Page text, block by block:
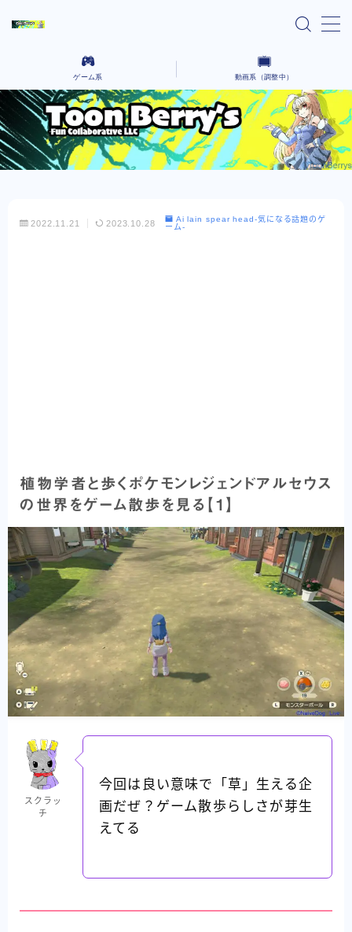
home
Ai lain spear head-気になる話題のゲーム- 気になるニュースや気になったYoutubeなどを語っていく場所です。
Black cafeーゲーム動画をコーヒーでも飲んで
コーヒーを飲みながら、さまざまなクリエイティブな作品を語るないようです。
ゲーム系 動画系（調整中）
2022.11.21 2023.10.28
Ai lain spear head-気になる話題のゲ
ーム-
植物学者と歩くポケモンレジェンドアルセウス
の世界をゲーム散歩を見る【1】
スクラッ
チ
今回は良い意味で「草」生える企
画だぜ？ゲーム散歩らしさが芽生
えてる